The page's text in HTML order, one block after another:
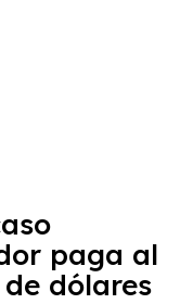
paga al
dólares